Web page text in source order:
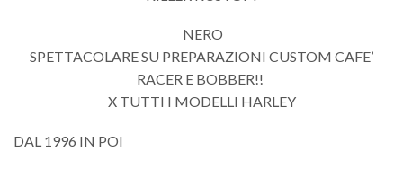
NERO
SPETTACOLARE SU PREPARAZIONI CUSTOM CAFE’
RACER E BOBBER!!
X TUTTI I MODELLI HARLEY
DAL 1996 IN POI